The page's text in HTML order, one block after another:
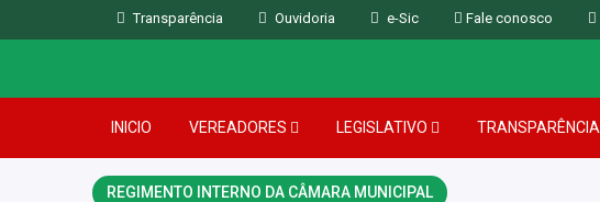
Transparência Ouvidoria e-Sic Fale conosco
INICIO VEREADORES LEGISLATIVO TRANSPARÊNCIA
REGIMENTO INTERNO DA CÂMARA MUNICIPAL